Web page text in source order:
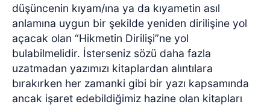
düşüncenin kıyam/ına ya da kıyametin asıl
anlamına uygun bir şekilde yeniden dirilişine yol
açacak olan “Hikmetin Dirilişi”ne yol
bulabilmelidir. İsterseniz sözü daha fazla
uzatmadan yazımızı kitaplardan alıntılara
bırakırken her zamanki gibi bir yazı kapsamında
ancak işaret edebildiğimiz hazine olan kitapları